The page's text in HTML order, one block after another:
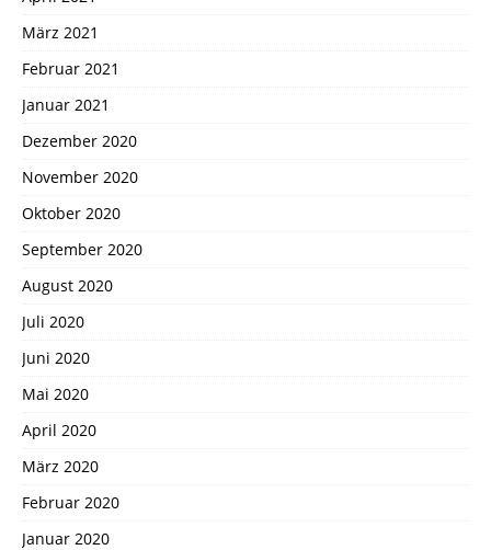
März 2021
Februar 2021
Januar 2021
Dezember 2020
November 2020
Oktober 2020
September 2020
August 2020
Juli 2020
Juni 2020
Mai 2020
April 2020
März 2020
Februar 2020
Januar 2020